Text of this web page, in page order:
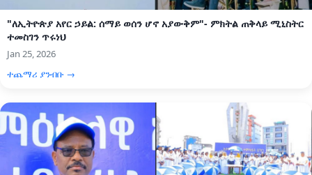
"ለኢትዮጵያ አየር ኃይል: ሰማይ ወሰን ሆኖ አያውቅም"- ምክትል ጠቅላይ ሚኒስትር
ተመስገን ጥሩነህ
Jan 25, 2026
ተጨማሪ ያንብቡ →